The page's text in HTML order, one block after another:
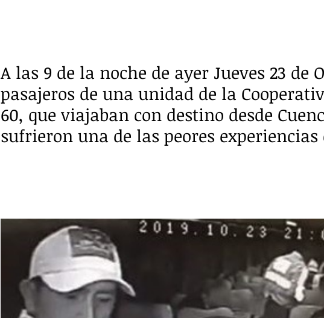
A las 9 de la noche de ayer Jueves 23 de
pasajeros de una unidad de la
60, que viajaban con destino desde
sufrieron una de las peores experiencias